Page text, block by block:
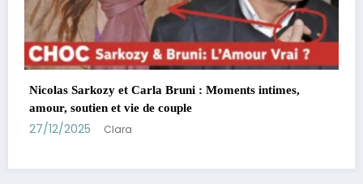
Charles Leclerc et Alexandra Saint Mleux :
demande en mariage, chien complice, F1